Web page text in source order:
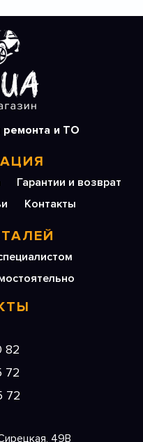
ремонта и ТО
Гарантии и возврат
Контакты
82
72
72
49В